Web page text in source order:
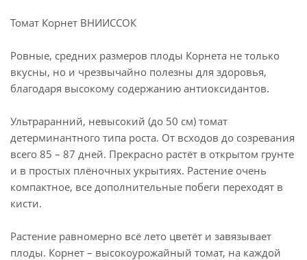
Томат Корнет ВНИИССОК
Ровные, средних размеров плоды Корнета не только
вкусны, но и чрезвычайно полезны для здоровья,
благодаря высокому содержанию антиоксидантов.
Ультраранний, невысокий (до 50 см) томат
детерминантного типа роста. От всходов до созревания
всего 85 – 87 дней. Прекрасно растёт в открытом грунте
и в простых плёночных укрытиях. Растение очень
компактное, все дополнительные побеги переходят в
кисти.
Растение равномерно всё лето цветёт и завязывает
плоды. Корнет – высокоурожайный томат, на каждой